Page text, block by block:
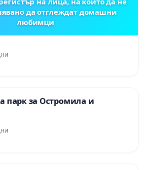
да отглеждат домашни
любимци
парк за Остромила и